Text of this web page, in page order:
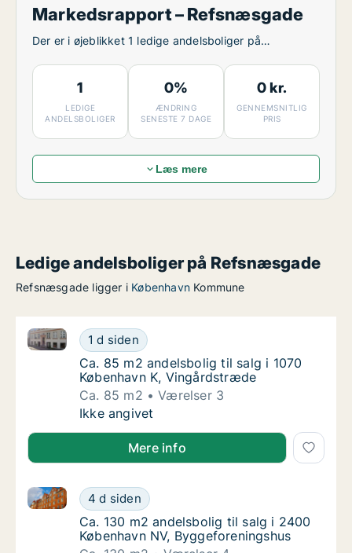
Markedsrapport – Refsnæsgade
Der er i øjeblikket 1 ledige andelsboliger på
1
LEDIGE
ANDELSBOLIGER
0%
ÆNDRING
SENESTE 7 DAGE
0 kr.
GENNEMSNITLIG
PRIS
Læs mere
Ledige andelsboliger på Refsnæsgade
Refsnæsgade ligger i København Kommune
Ca. 85 m2 andelsbolig til salg i 1070
1 d siden
Ca. 85 m2 andelsbolig til salg i 1070 København K,
Ca. 85 m2 andelsbolig til salg i 1070
Ca. 85 m2 andelsbolig til salg i 1070
København K, Vingårdstræde
Ca. 85 m2
Værelser 3
Ca. 85 m2 andelsbolig til salg i 1070
Ikke angivet
Mere info
Ca. 130 m2 andelsbolig til salg i 2400
4 d siden
Ca. 130 m2 andelsbolig til salg i 2400 København
Ca. 130 m2 andelsbolig til salg i 2400
Ca. 130 m2 andelsbolig til salg i 2400
København NV, Byggeforeningshus